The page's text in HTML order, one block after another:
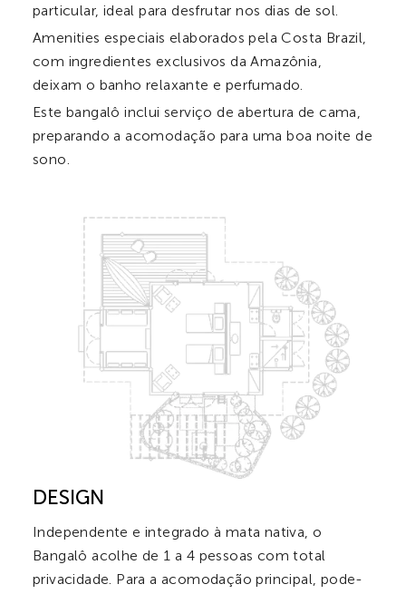
particular, ideal para desfrutar nos dias de sol.
Amenities especiais elaborados pela Costa Brazil,
com ingredientes exclusivos da Amazônia,
deixam o banho relaxante e perfumado.
Este bangalô inclui serviço de abertura de cama,
preparando a acomodação para uma boa noite de
sono.
DESIGN
Independente e integrado à mata nativa, o
Bangalô acolhe de 1 a 4 pessoas com total
privacidade. Para a acomodação principal, pode-